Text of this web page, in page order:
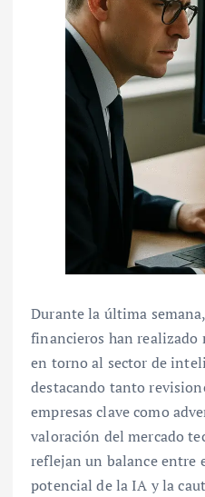
Durante la última
financieros han
en torno al sector de
destacando tanto
empresas clave como
valoración del mercado
reflejan un balance entre
potencial de la IA y la